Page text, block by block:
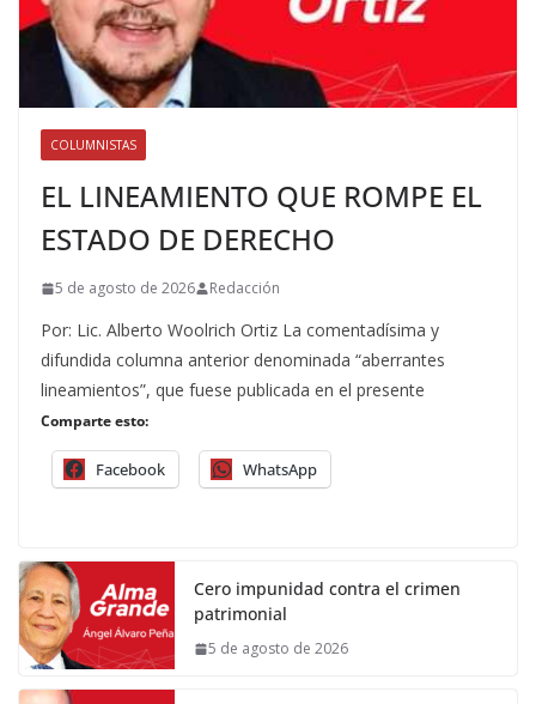
COLUMNISTAS
EL LINEAMIENTO QUE ROMPE EL
ESTADO DE DERECHO
5 de agosto de 2026 Redacción
Por: Lic. Alberto Woolrich Ortiz La comentadísima y
difundida columna anterior denominada “aberrantes
lineamientos”, que fuese publicada en el presente
Comparte esto:
Facebook WhatsApp
Cero impunidad contra el crimen
patrimonial
5 de agosto de 2026